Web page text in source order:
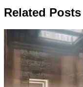
Related Posts